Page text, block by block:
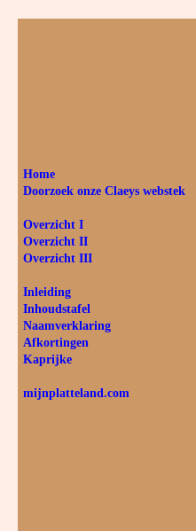
Home
Doorzoek onze Claeys webstek
Overzicht I
Overzicht II
Overzicht III
Inleiding
Inhouds­tafel
Naam­ver­klaring
Afkortingen
Kaprijke
mijnplatteland.com